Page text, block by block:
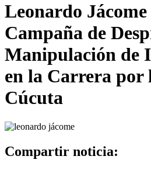
Leonardo Jácome
Campaña de
Manipulación de
en la Carrera por
Cúcuta
Compartir noticia: